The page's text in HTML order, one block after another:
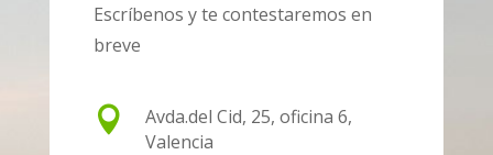
Escríbenos y te contestaremos en
breve

Avda.del Cid, 25, oficina 6,
Valencia